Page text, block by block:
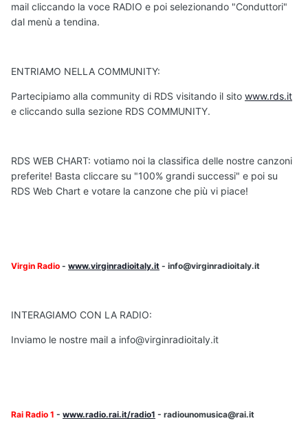
mail cliccando la voce RADIO e poi selezionando "Conduttori"
dal menù a tendina.
ENTRIAMO NELLA COMMUNITY:
Partecipiamo alla community di RDS visitando il sito www.rds.it
e cliccando sulla sezione RDS COMMUNITY.
RDS WEB CHART: votiamo noi la classifica delle nostre canzoni
preferite! Basta cliccare su "100% grandi successi" e poi su
RDS Web Chart e votare la canzone che più vi piace!
Virgin Radio - www.virginradioitaly.it - info@virginradioitaly.it
INTERAGIAMO CON LA RADIO:
Inviamo le nostre mail a info@virginradioitaly.it
Rai Radio 1 - www.radio.rai.it/radio1 - radiounomusica@rai.it